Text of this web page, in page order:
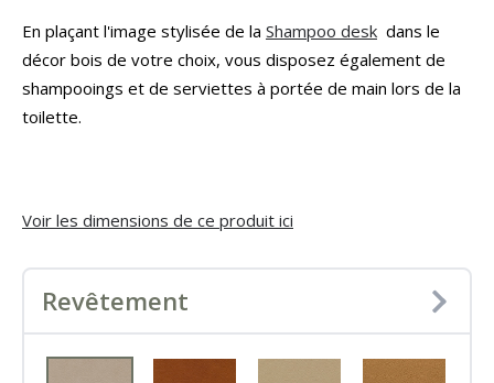
En plaçant l'image stylisée de la Shampoo desk dans le
décor bois de votre choix, vous disposez également de
shampooings et de serviettes à portée de main lors de la
toilette.
Voir les dimensions de ce produit ici
Revêtement